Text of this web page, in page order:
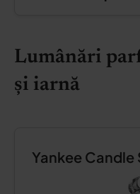
Lumânări
și iarnă
Yankee